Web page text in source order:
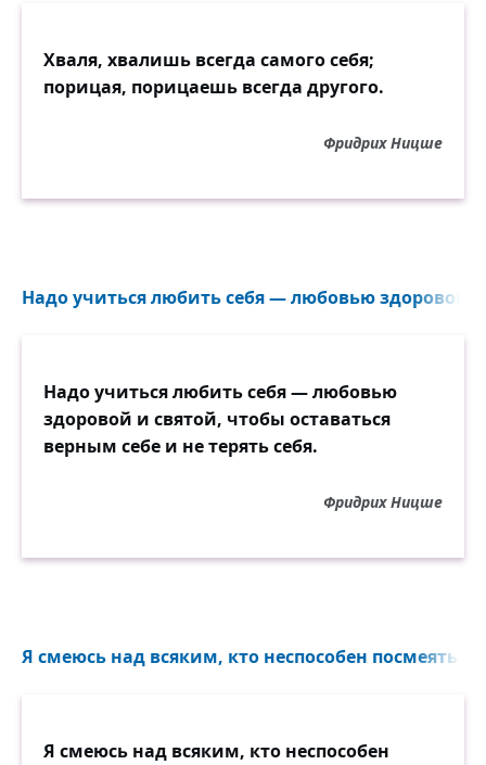
Хваля, хвалишь всегда самого себя;
порицая, порицаешь всегда другого.
Фридрих Ницше
Надо учиться любить себя — любовью здоровой
Надо учиться любить себя — любовью
здоровой и святой, чтобы оставаться
верным себе и не терять себя.
Фридрих Ницше
Я смеюсь над всяким, кто неспособен посмеяться
Я смеюсь над всяким, кто неспособен